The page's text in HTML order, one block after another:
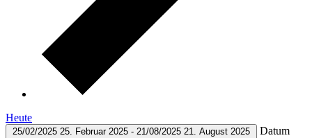
Heute
25/02/2025 25. Februar 2025 - 21/08/2025 21. August 2025 Datum